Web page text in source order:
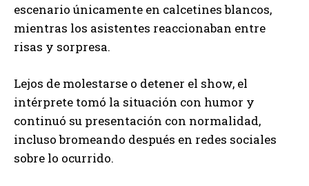
escenario únicamente en calcetines blancos,
mientras los asistentes reaccionaban entre
risas y sorpresa.
Lejos de molestarse o detener el show, el
intérprete tomó la situación con humor y
continuó su presentación con normalidad,
incluso bromeando después en redes sociales
sobre lo ocurrido.